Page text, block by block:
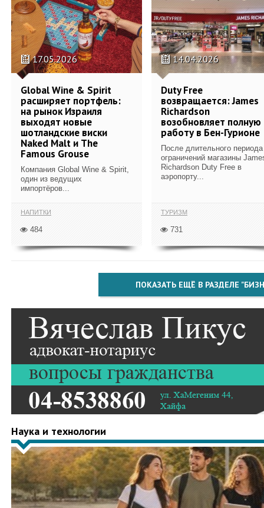
17.05.2026
Global Wine & Spirit
расширяет портфель:
на рынок Израиля
выходят новые
шотландские виски
Naked Malt и The
Famous Grouse
Компания Global Wine & Spirit,
один из ведущих
импортёров...
НАПИТКИ
484
14.04.2026
Duty Free
возвращается: James
Richardson
возобновляет полную
работу в Бен-Гурионе
После длительного периода
ограничений магазины
Richardson Duty Free в
аэропорту...
ТУРИЗМ
731
ПОКАЗАТЬ ЕЩЁ В РАЗДЕЛЕ
Наука и технологии